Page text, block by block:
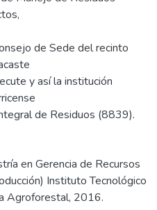
de Sede del recinto
y así la institución
de Residuos (8839).
en Gerencia de Recursos
Instituto Tecnológico
Agroforestal, 2016.